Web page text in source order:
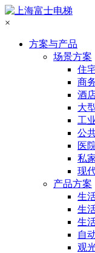
×
方案与产品
场景方案
住
商
酒
大
工
公
医
私
现
产品方案
生
生
生
自
观